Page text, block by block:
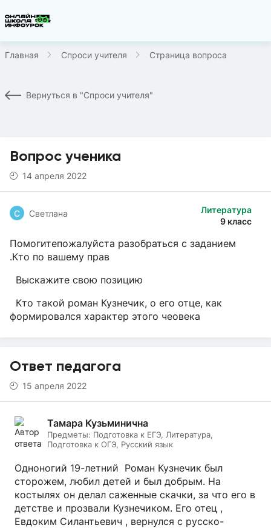
Главная Спроси учителя Страница вопроса
Вернуться в "Спроси учителя"
Вопрос ученика
14 апреля 2022
Литература
9 класс
С Светлана
Помогитепожалуйста разобраться с заданием
.Кто по вашему прав
Выскажите свою позицию
Кто такой роман Кузнечик, о его отце, как
формировался характер этого чеовека
Ответ педагога
15 апреля 2022
Тамара Кузьминична
Предметы: Подготовка к ЕГЭ, Литература,
Подготовка к ОГЭ, Русский язык
Одноногий 19-летний Роман Кузнечик был
сторожем, любил детей и был добрым. На
костылях он делал саженные скачки, за что его в
детстве и прозвали Кузнечиком. Его отец ,
Евдоким Силантьевич , вернулся с русско-